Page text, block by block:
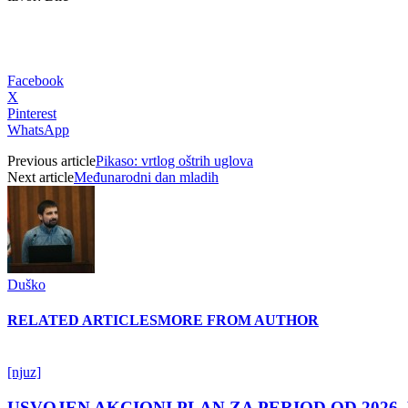
Facebook
X
Pinterest
WhatsApp
Previous articlePikaso: vrtlog oštrih uglova
Next articleMeđunarodni dan mladih
Duško
RELATED ARTICLESMORE FROM AUTHOR
[njuz]